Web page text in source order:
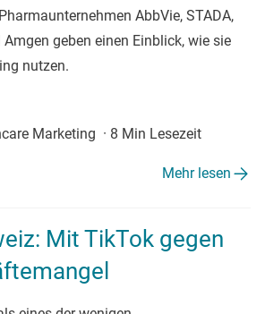
AbbVie, STADA,
geben einen Einblick, wie sie
nutzen.
Marketing · 8 Min Lesezeit
Mehr lesen
Mit TikTok gegen